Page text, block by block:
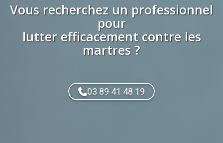
Vous recherchez un professionnel
pour
lutter efficacement contre les
martres?
03 89 41 48 19